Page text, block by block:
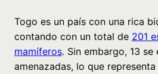
Togo es un país con una rica
contando con un total de 201
mamíferos. Sin embargo, 13 se
amenazadas, lo que